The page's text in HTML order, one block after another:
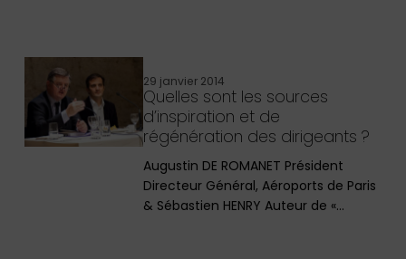
29 janvier 2014
Quelles sont les sources
d’inspiration et de
régénération des dirigeants ?
Augustin DE ROMANET Président
Directeur Général, Aéroports de Paris
& Sébastien HENRY Auteur de «…